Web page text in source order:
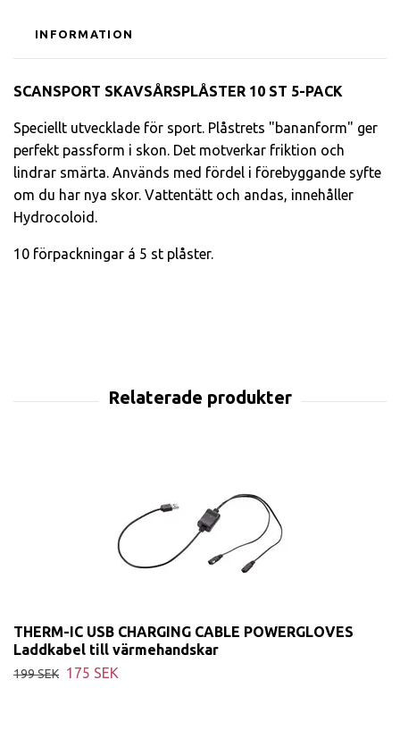
INFORMATION
SCANSPORT SKAVSÅRSPLÅSTER 10 ST 5-PACK
Speciellt utvecklade för sport. Plåstrets "bananform" ger
perfekt passform i skon. Det motverkar friktion och
lindrar smärta. Används med fördel i förebyggande syfte
om du har nya skor. Vattentätt och andas, innehåller
Hydrocoloid.
10 förpackningar á 5 st plåster.
THERM-IC USB CHARGING CABLE POWERGLOVES
Laddkabel till värmehandskar
199 SEK 175 SEK